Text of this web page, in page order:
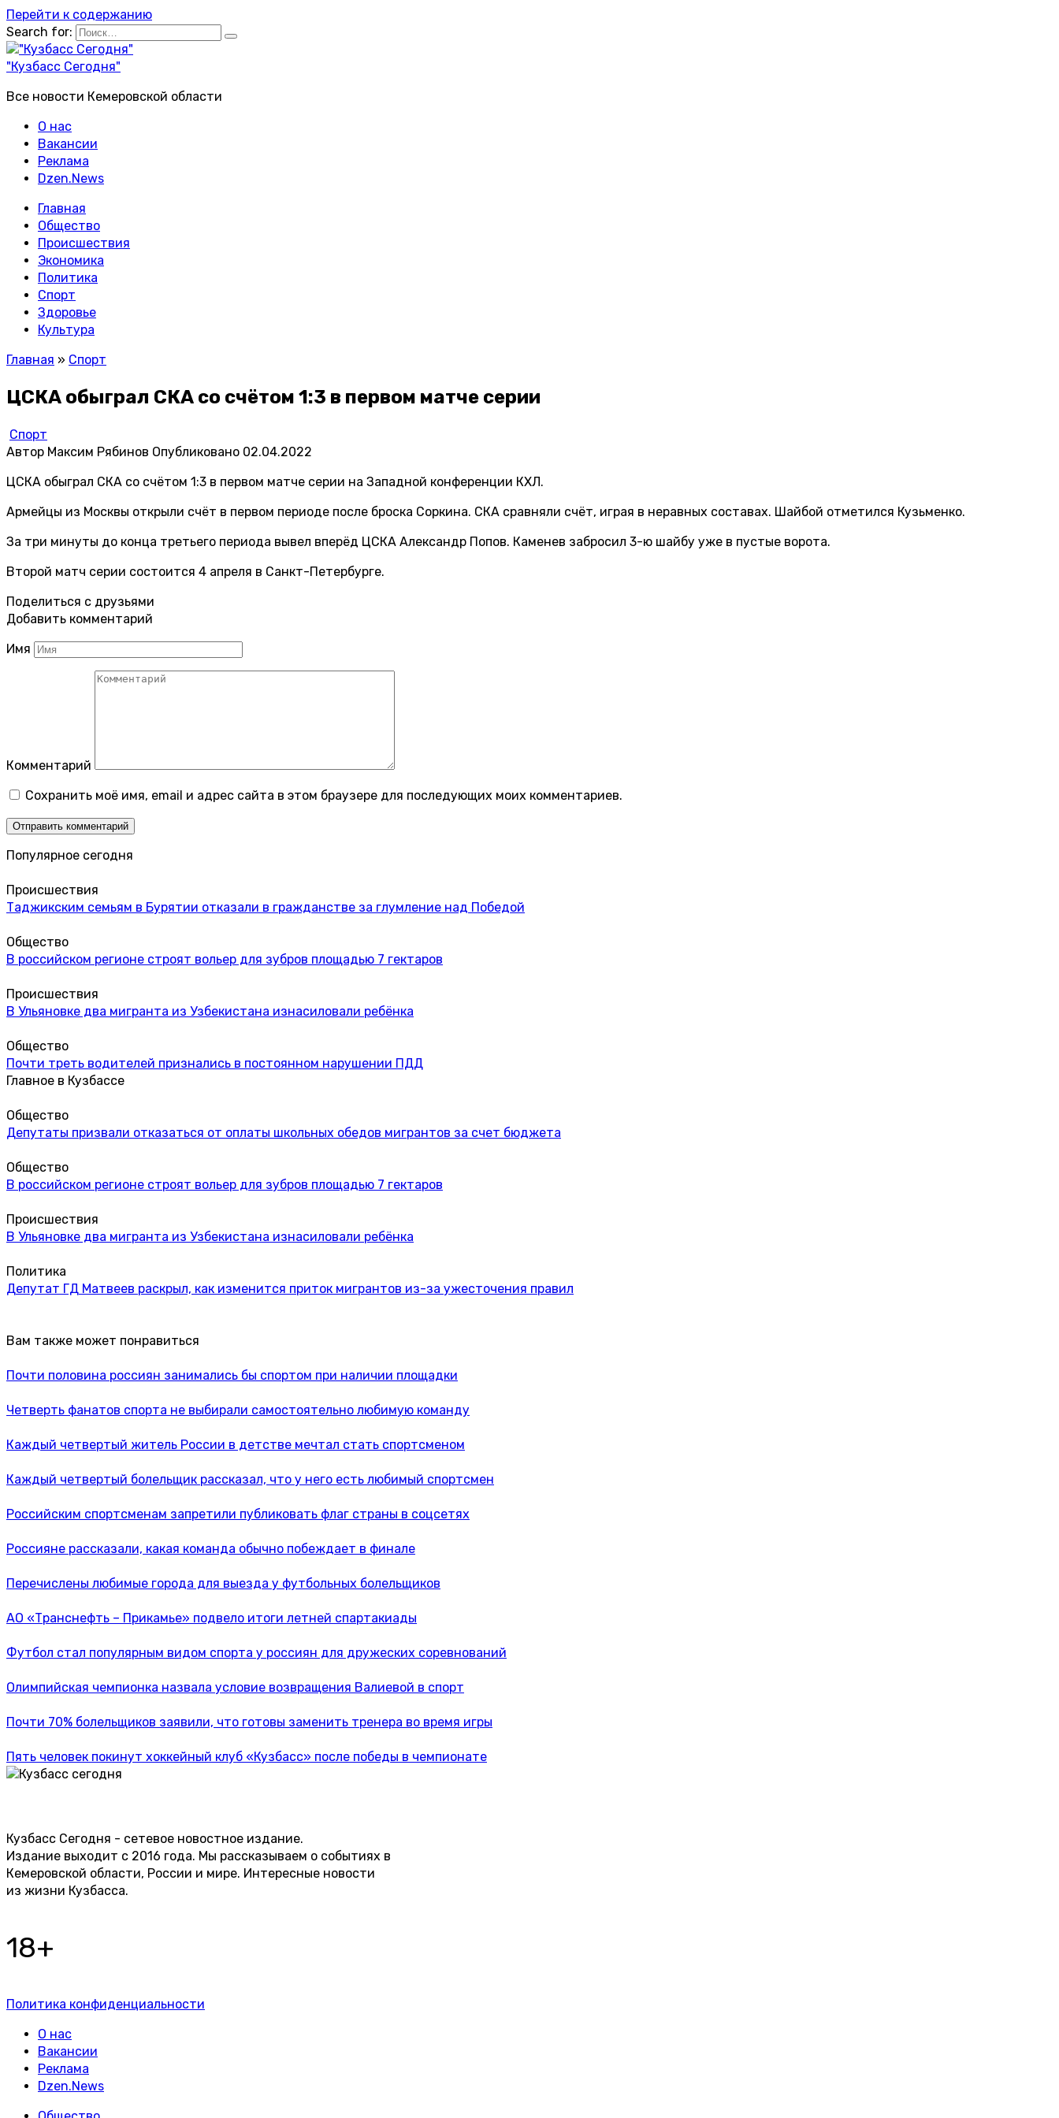
Перейти к содержанию
Search for:
"Кузбасс Сегодня"
Все новости Кемеровской области
О нас
Вакансии
Реклама
Dzen.News
Главная
Общество
Происшествия
Экономика
Политика
Спорт
Здоровье
Культура
Главная » Спорт
ЦСКА обыграл СКА со счётом 1:3 в первом матче серии
Спорт
Автор Максим Рябинов Опубликовано 02.04.2022
ЦСКА обыграл СКА со счётом 1:3 в первом матче серии на Западной конференции КХЛ.
Армейцы из Москвы открыли счёт в первом периоде после броска Соркина. СКА сравняли счёт, играя в неравных составах. Шайбой отметился Кузьменко.
За три минуты до конца третьего периода вывел вперёд ЦСКА Александр Попов. Каменев забросил 3-ю шайбу уже в пустые ворота.
Второй матч серии состоится 4 апреля в Санкт-Петербурге.
Поделиться с друзьями
Добавить комментарий
Имя
Комментарий
Сохранить моё имя, email и адрес сайта в этом браузере для последующих моих комментариев.
Популярное сегодня
Происшествия
Таджикским семьям в Бурятии отказали в гражданстве за глумление над Победой
Общество
В российском регионе строят вольер для зубров площадью 7 гектаров
Происшествия
В Ульяновке два мигранта из Узбекистана изнасиловали ребёнка
Общество
Почти треть водителей признались в постоянном нарушении ПДД
Главное в Кузбассе
Общество
Депутаты призвали отказаться от оплаты школьных обедов мигрантов за счет бюджета
Общество
В российском регионе строят вольер для зубров площадью 7 гектаров
Происшествия
В Ульяновке два мигранта из Узбекистана изнасиловали ребёнка
Политика
Депутат ГД Матвеев раскрыл, как изменится приток мигрантов из-за ужесточения правил
Вам также может понравиться
Почти половина россиян занимались бы спортом при наличии площадки
Четверть фанатов спорта не выбирали самостоятельно любимую команду
Каждый четвертый житель России в детстве мечтал стать спортсменом
Каждый четвертый болельщик рассказал, что у него есть любимый спортсмен
Российским спортсменам запретили публиковать флаг страны в соцсетях
Россияне рассказали, какая команда обычно побеждает в финале
Перечислены любимые города для выезда у футбольных болельщиков
АО «Транснефть – Прикамье» подвело итоги летней спартакиады
Футбол стал популярным видом спорта у россиян для дружеских соревнований
Олимпийская чемпионка назвала условие возвращения Валиевой в спорт
Почти 70% болельщиков заявили, что готовы заменить тренера во время игры
Пять человек покинут хоккейный клуб «Кузбасс» после победы в чемпионате
Кузбасс Сегодня - сетевое новостное издание.
Издание выходит с 2016 года. Мы рассказываем о событиях в
Кемеровской области, России и мире. Интересные новости
из жизни Кузбасса.
18+
Политика конфиденциальности
О нас
Вакансии
Реклама
Dzen.News